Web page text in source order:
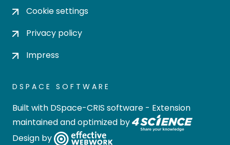
Cookie settings
Privacy policy
Impress
DSPACE SOFTWARE
Built with DSpace-CRIS software - Extension
maintained and optimized by
Design by